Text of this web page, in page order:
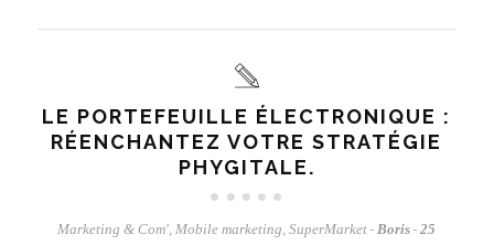
LE PORTEFEUILLE ÉLECTRONIQUE :
RÉENCHANTEZ VOTRE STRATÉGIE
PHYGITALE.
Marketing & Com',Mobile marketing,SuperMarket - Boris - 25